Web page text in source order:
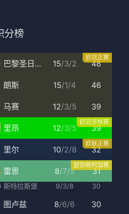
分榜
欧冠正赛
巴黎圣日耳曼 15/3/2 48
朗斯 15/1/4 46
马赛 12/3/5 39
欧冠资格赛
里昂 12/3/5 39
欧联正赛
里尔 10/2/8 32
欧协联附加赛
雷恩 8/7/5 31
斯特拉斯堡 9/3/8 30
图卢兹 8/6/6 30